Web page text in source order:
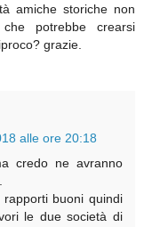
amiche storiche non
potrebbe crearsi
grazie.
alle ore 20:18
credo ne avranno
buoni quindi
le due società di